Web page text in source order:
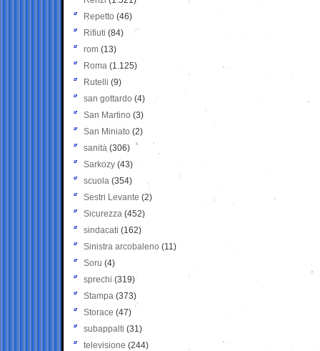
Repetto (46)
Rifiuti (84)
rom (13)
Roma (1.125)
Rutelli (9)
san gottardo (4)
San Martino (3)
San Miniato (2)
sanità (306)
Sarkozy (43)
scuola (354)
Sestri Levante (2)
Sicurezza (452)
sindacati (162)
Sinistra arcobaleno (11)
Soru (4)
sprechi (319)
Stampa (373)
Storace (47)
subappalti (31)
televisione(244)